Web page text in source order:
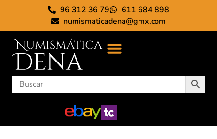
96 312 36 79
611 684 898
numismaticadena@gmx.com